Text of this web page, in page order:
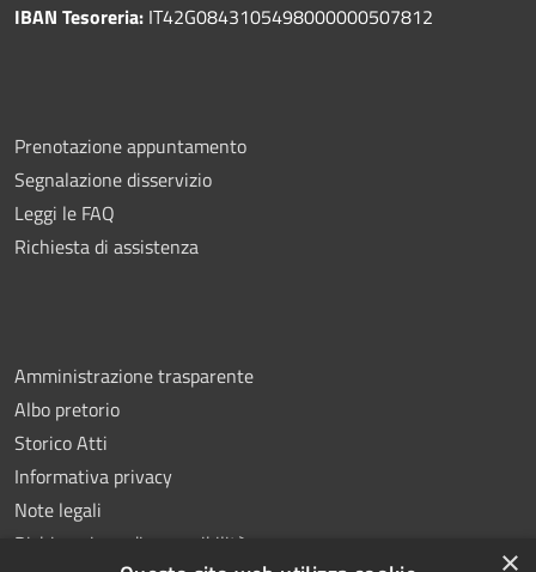
IBAN Tesoreria: IT42G0843105498000000507812
Prenotazione appuntamento
Segnalazione disservizio
Leggi le FAQ
Richiesta di assistenza
Amministrazione trasparente
Albo pretorio
Storico Atti
Informativa privacy
Note legali
Dichiarazione di accessibilità
×